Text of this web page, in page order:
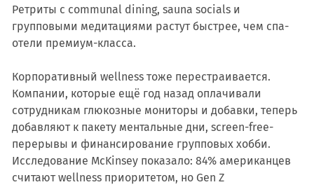
Ретриты с communal dining, sauna socials и
групповыми медитациями растут быстрее, чем спа-
отели премиум-класса.
Корпоративный wellness тоже перестраивается.
Компании, которые ещё год назад оплачивали
сотрудникам глюкозные мониторы и добавки, теперь
добавляют к пакету ментальные дни, screen-free-
перерывы и финансирование групповых хобби.
Исследование McKinsey показало: 84% американцев
считают wellness приоритетом, но Gen Z